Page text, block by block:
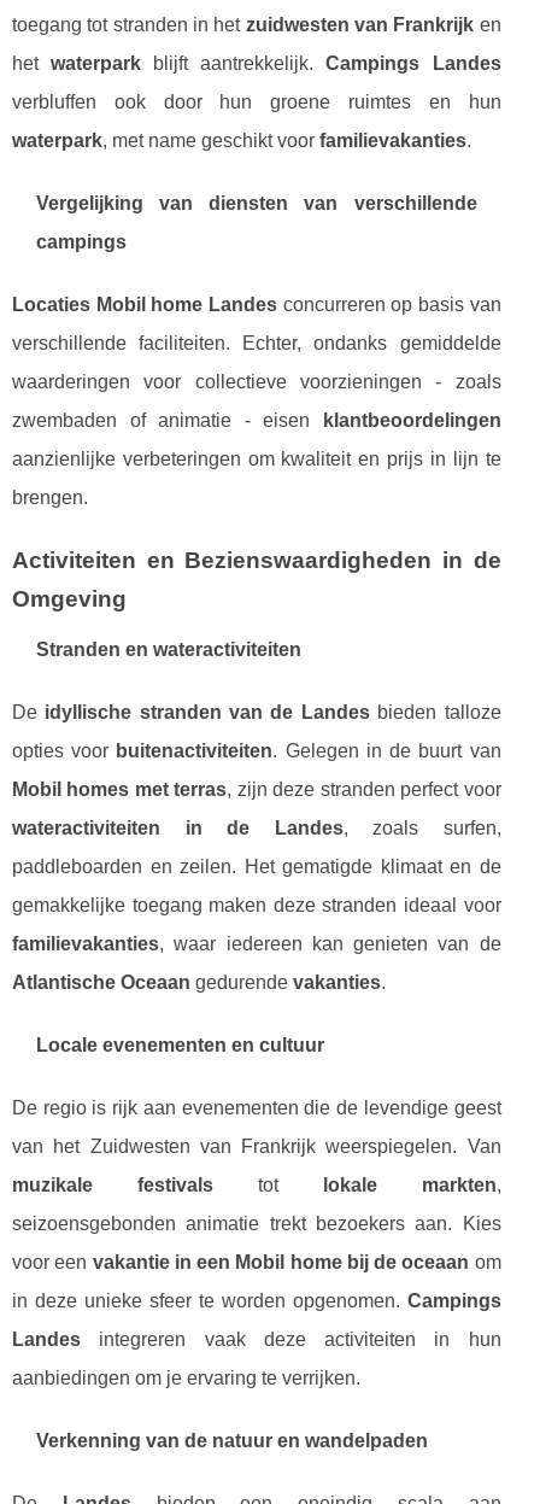
toegang tot stranden in het zuidwesten van Frankrijk en
hetwaterpark blijft aantrekkelijk.Campings Landes
verbluffen ook door hun groene ruimtes en hun
waterpark, met name geschikt voor familievakanties.
Vergelijking van diensten van verschillende
campings
Locaties Mobil home Landesconcurreren op basis van
verschillende faciliteiten. Echter, ondanks gemiddelde
waarderingen voor collectieve voorzieningen - zoals
zwembaden of animatie - eisen
klantbeoordelingen
aanzienlijke verbeteringen om kwaliteit en prijs in lijn te
brengen.
Activiteiten en Bezienswaardigheden in de
Omgeving
Stranden en wateractiviteiten
De idyllische stranden van de Landesbieden talloze
opties voor buitenactiviteiten. Gelegen in de buurt van
Mobil homes met terras, zijn deze stranden perfect voor
wateractiviteiten in de Landes, zoals surfen,
paddleboarden en zeilen. Het gematigde klimaat en de
gemakkelijke toegang maken deze stranden ideaal voor
familievakanties, waar iedereen kan genieten van de
Atlantische Oceaan gedurende vakanties.
Locale evenementen en cultuur
De regio is rijk aan evenementen die de levendige geest
van het Zuidwesten van Frankrijk weerspiegelen. Van
muzikale festivalstot lokale markten,
seizoensgebonden animatie trekt bezoekers aan. Kies
voor een vakantie in een Mobil home bij de oceaan om
in deze unieke sfeer te worden opgenomen. Campings
Landes integreren vaak deze activiteiten in hun
aanbiedingen om je ervaring te verrijken.
Verkenning van de natuur en wandelpaden